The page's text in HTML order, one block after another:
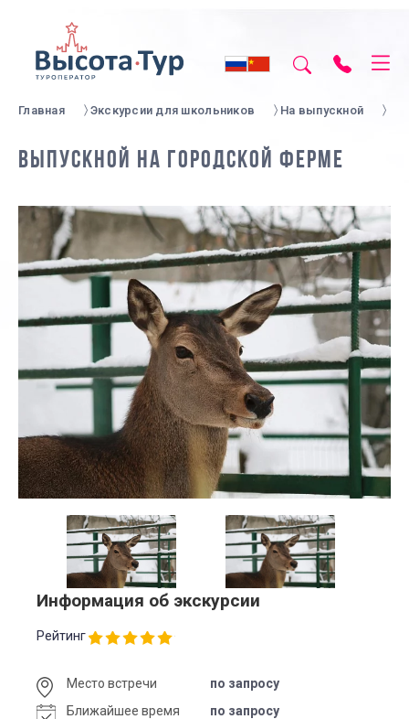
Главная Экскурсии для школьников На выпускной
ВЫПУСКНОЙ НА ГОРОДСКОЙ ФЕРМЕ
Информация об экскурсии
Рейтинг
Место встречи
по запросу
Ближайшее время
по запросу